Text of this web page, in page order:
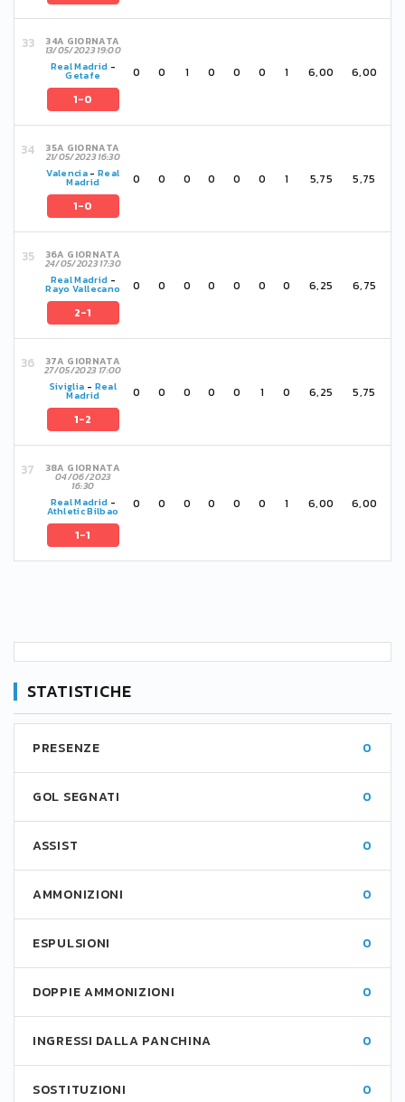
34A GIORNATA
13/05/2023 19:00
Real Madrid -
Getafe
1-0
0 0 1 0 0 0 1 6,00 6,00
35A GIORNATA
21/05/2023 16:30
Valencia -Real
Madrid
1-0
0 0 0 0 0 0 1 5,75 5,75
36A GIORNATA
24/05/2023 17:30
Real Madrid -
Rayo Vallecano
2-1
0 0 0 0 0 0 0 6,25 6,75
37A GIORNATA
27/05/2023 17:00
Siviglia - Real
Madrid
1-2
0 0 0 0 0 1 0 6,25 5,75
38A GIORNATA
04/06/2023
16:30
Real Madrid -
Athletic Bilbao
1-1
0 0 0 0 0 0 1 6,00 6,00
STATISTICHE
PRESENZE 0
GOL SEGNATI 0
ASSIST 0
AMMONIZIONI 0
ESPULSIONI 0
DOPPIE AMMONIZIONI 0
INGRESSI DALLA PANCHINA 0
SOSTITUZIONI 0